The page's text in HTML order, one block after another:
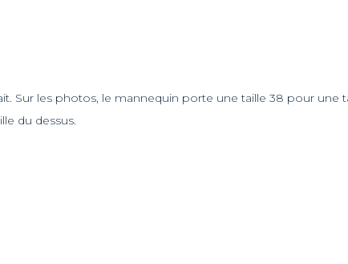
Sur les photos, le mannequin porte une taille 38 pour une
du dessus.